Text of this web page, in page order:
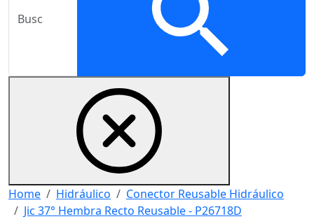
Home Hidráulico
Conector Reusable Hidráulico
Jic 37° Hembra Recto Reusable - P26718D